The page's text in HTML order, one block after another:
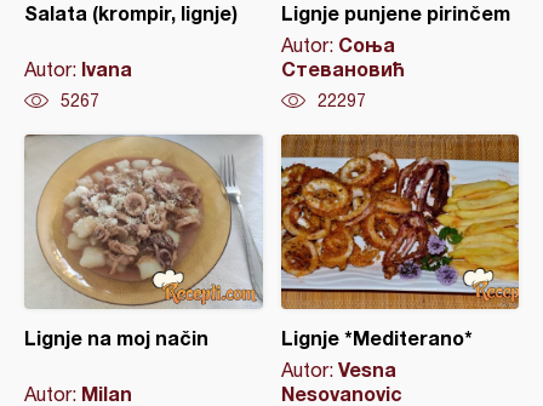
Salata (krompir, lignje)
Autor: Ivana
5267
Lignje punjene pirinčem
Autor: Соња
Стевановић
22297
Lignje na moj način
Autor: Milan
Lignje *Mediterano*
Autor: Vesna
Nesovanovic